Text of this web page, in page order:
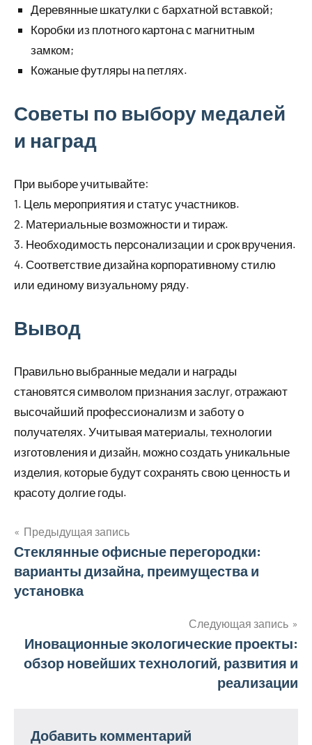
Деревянные шкатулки с бархатной вставкой;
Коробки из плотного картона с магнитным
замком;
Кожаные футляры на петлях.
Советы по выбору медалей
и наград
При выборе учитывайте:
1. Цель мероприятия и статус участников.
2. Материальные возможности и тираж.
3. Необходимость персонализации и срок вручения.
4. Соответствие дизайна корпоративному стилю
или единому визуальному ряду.
Вывод
Правильно выбранные медали и награды
становятся символом признания заслуг, отражают
высочайший профессионализм и заботу о
получателях. Учитывая материалы, технологии
изготовления и дизайн, можно создать уникальные
изделия, которые будут сохранять свою ценность и
красоту долгие годы.
Навигация
по
Предыдущая запись
Стеклянные офисные перегородки:
варианты дизайна, преимущества и
установка
Следующая запись
Иновационные экологические проекты:
обзор новейших технологий, развития и
реализации
Добавить комментарий